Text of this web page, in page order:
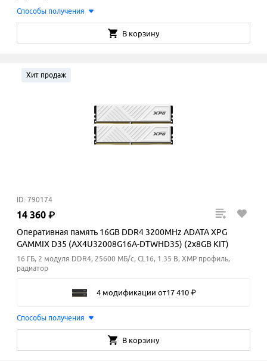
Способы получения
В корзину
Хит продаж
ID: 790174
14 360 ₽
Оперативная память 16GB DDR4 3200MHz ADATA XPG
GAMMIX D35 (AX4U32008G16A-DTWHD35) (2x8GB KIT)
16 ГБ, 2 модуля DDR4, 25600 МБ/с, CL16, 1.35 В, XMP профиль,
радиатор
4 модификации от17 410 ₽
Способы получения
В корзину